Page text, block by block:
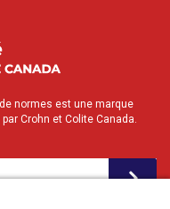
normes est une marque
Crohn et Colite Canada.